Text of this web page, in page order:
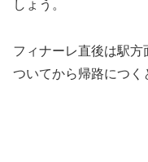
しょう。
フィナーレ直後は駅
ついてから帰路につく